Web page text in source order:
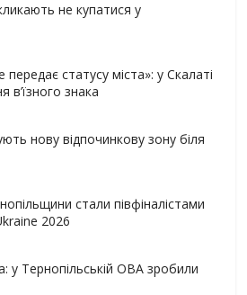
не купатися у
статусу міста»: у Скалаті
в’їзного знака
нову відпочинкову зону біля
стали півфіналістами
2026
у Тернопільській ОВА зробили